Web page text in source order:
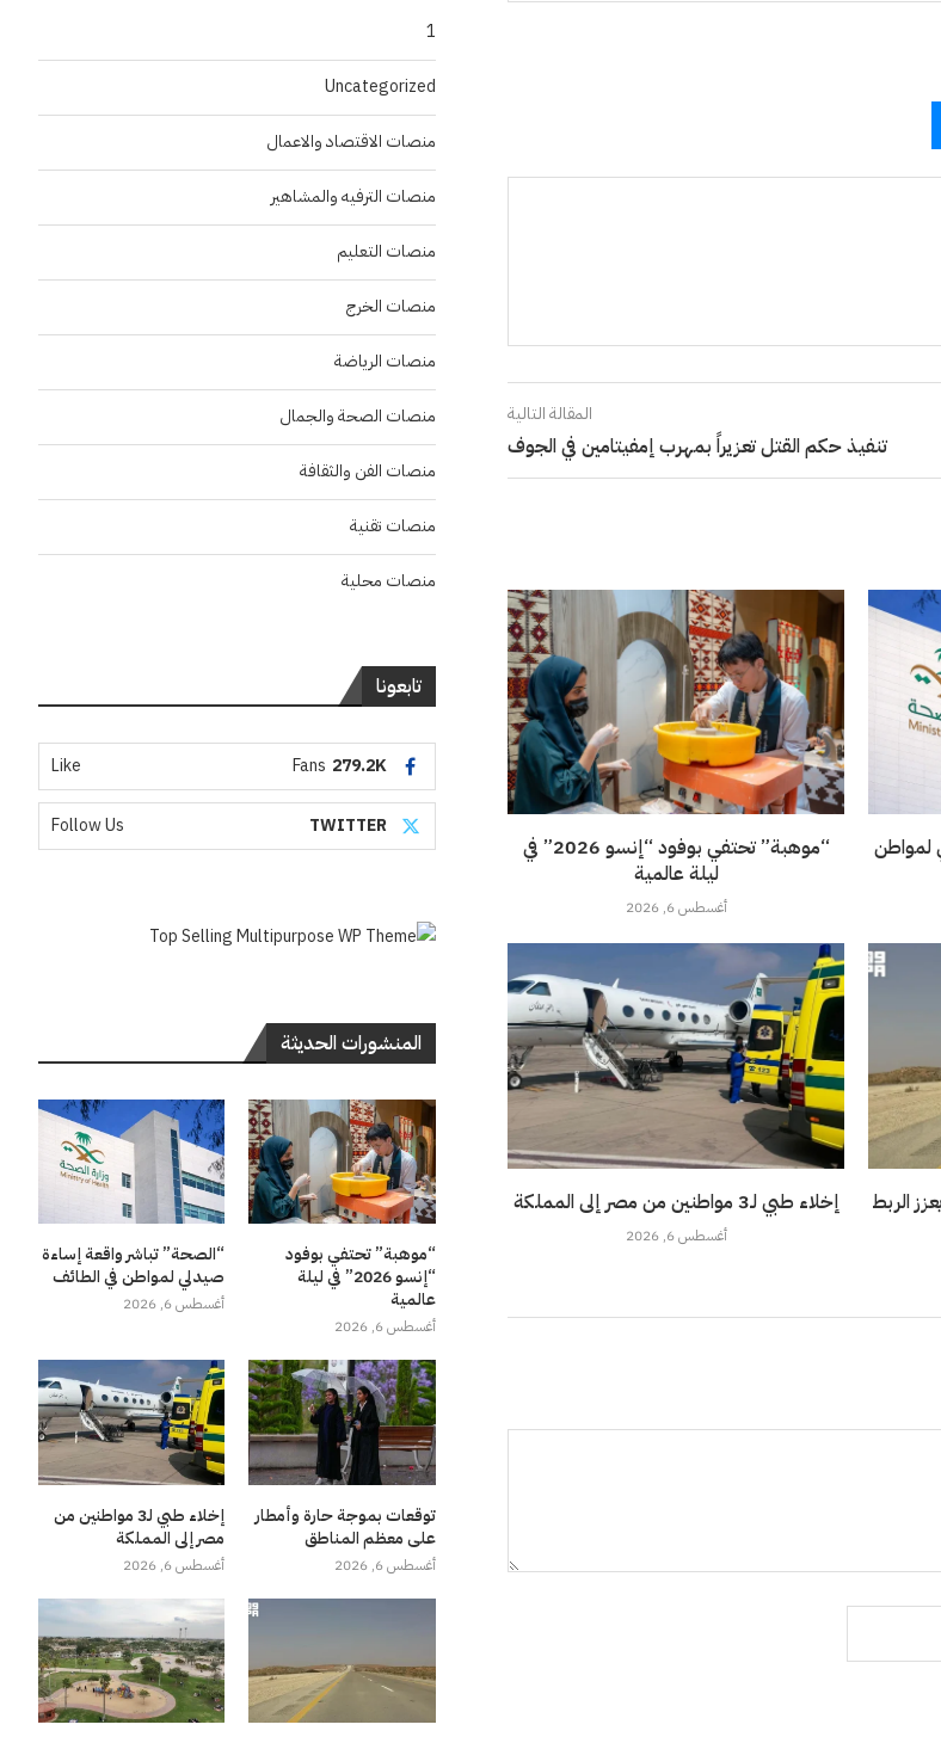
المقالة التالية
تنفيذ حكم القتل تعزيراً بمهرب إمفيتامين في الجوف
“موهبة” تحتفي بوفود “إنسو 2026” في
ليلة عالمية
أغسطس 6, 2026
لمواطن
إخلاء طبي لـ3 مواطنين من مصر إلى المملكة
أغسطس 6, 2026
الربط
1
Uncategorized
منصات الاقتصاد والاعمال
منصات الترفيه والمشاهير
منصات التعليم
منصات الخرج
منصات الرياضة
منصات الصحة والجمال
منصات الفن والثقافة
منصات تقنية
منصات محلية
تابعونا
279.2K
Fans
Like
TWITTER
Follow Us
المنشورات الحديثة
“موهبة” تحتفي بوفود
“إنسو 2026” في ليلة
عالمية
أغسطس 6, 2026
“الصحة” تباشر واقعة إساءة
صيدلي لمواطن في الطائف
أغسطس 6, 2026
توقعات بموجة حارة وأمطار
على معظم المناطق
أغسطس 6, 2026
إخلاء طبي لـ3 مواطنين من
مصر إلى المملكة
أغسطس 6, 2026